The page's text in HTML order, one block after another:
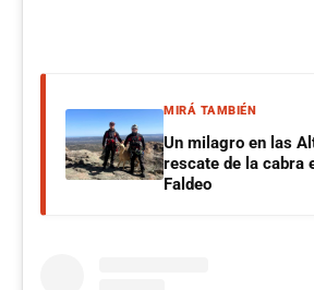
MIRÁ TAMBIÉN
Un milagro en las
rescate de la cabra
Faldeo